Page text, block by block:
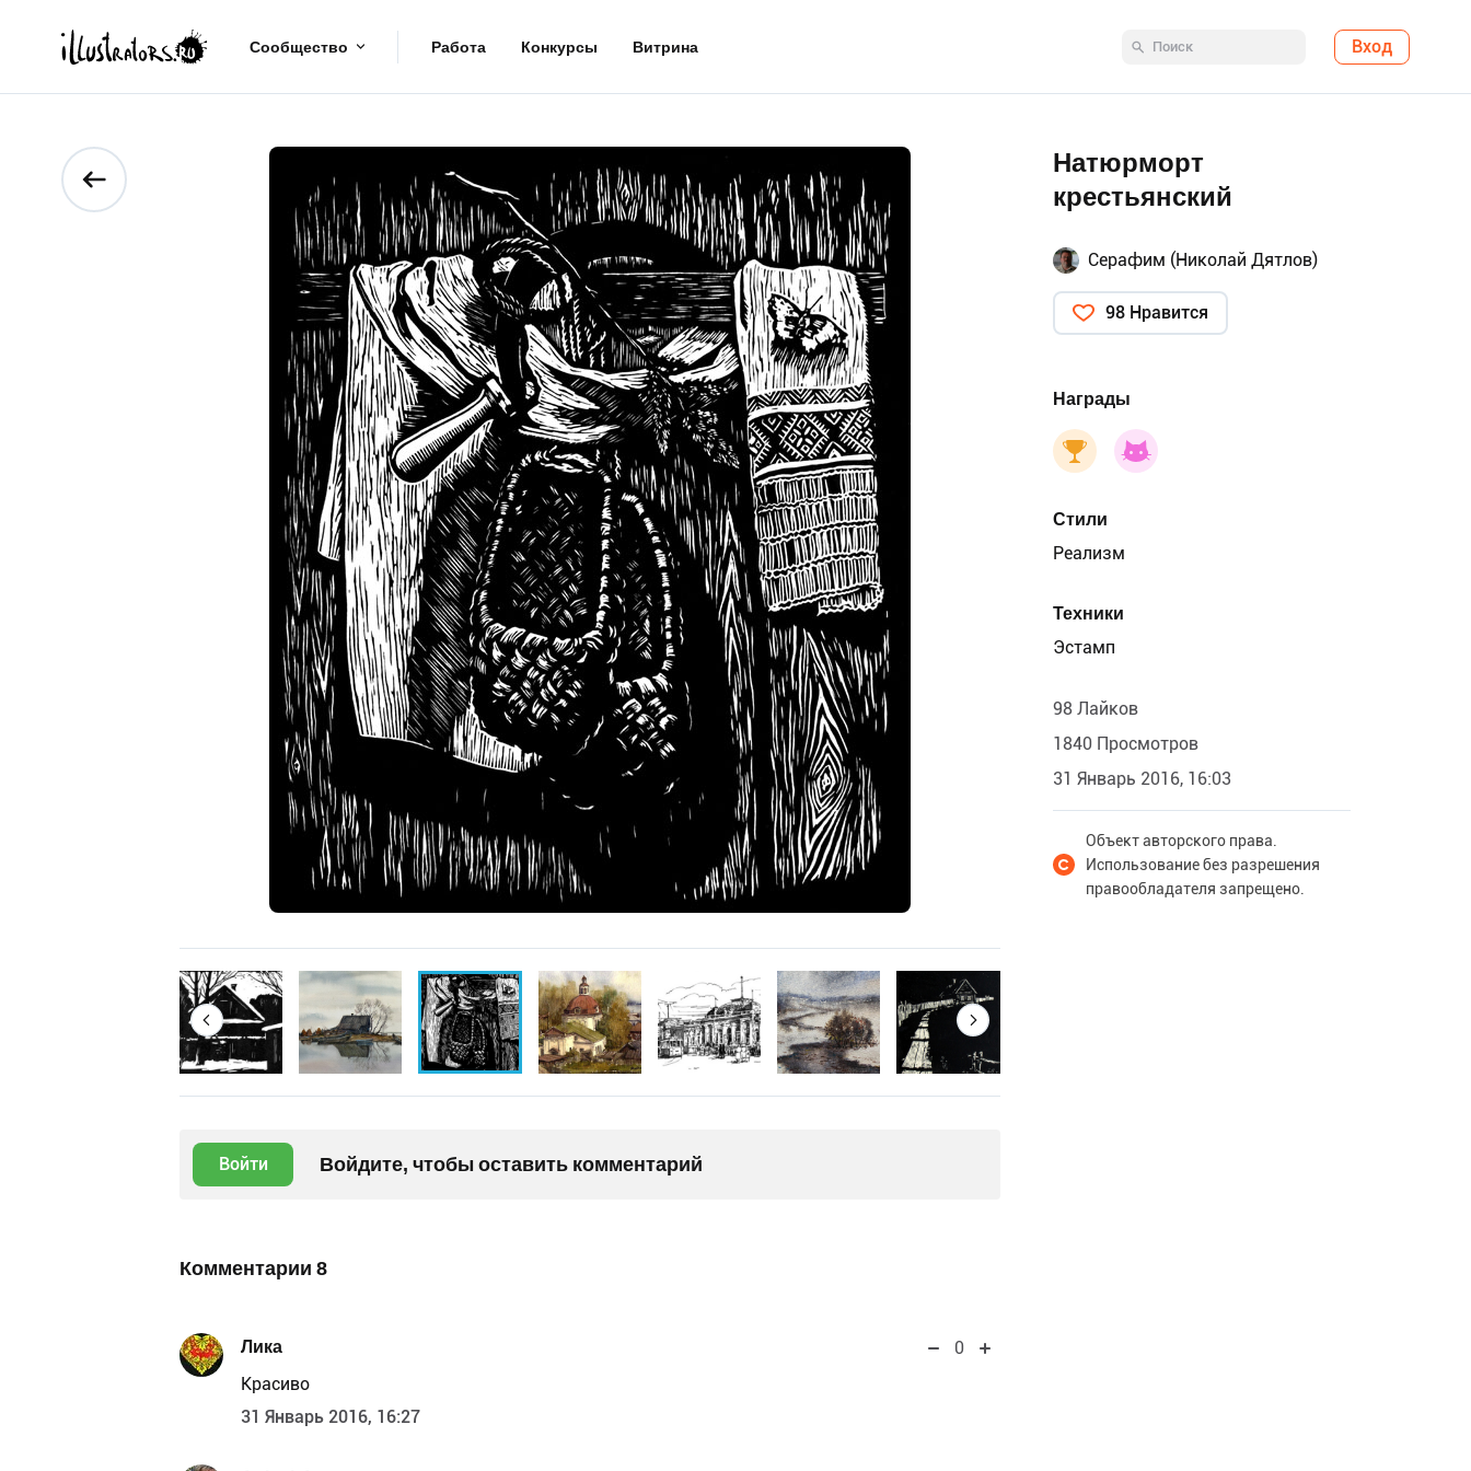
Сообщество Работа Конкурсы Витрина Вход
Войти Войдите, чтобы оставить комментарий
Комментарии 8
Лика
0
Красиво
31 Январь 2016, 16:27
Натюрморт
крестьянский
Серафим (Николай Дятлов)
98 Нравится
Награды
Стили
Реализм
Техники
Эстамп
98 Лайков
1840 Просмотров
31 Январь 2016, 16:03
Объект авторского права.
Использование без разрешения
правообладателя запрещено.